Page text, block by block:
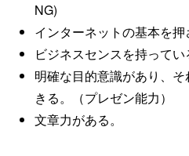
NG)
インターネットの基本を押
ビジネスセンスを持ってい
明確な目的意識があり、
きる。（プレゼン能力）
文章力がある。